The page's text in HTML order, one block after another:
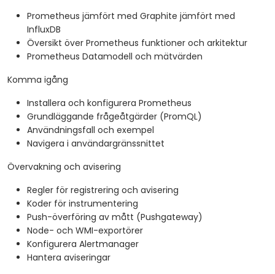
Prometheus jämfört med Graphite jämfört med
InfluxDB
Översikt över Prometheus funktioner och arkitektur
Prometheus Datamodell och mätvärden
Komma igång
Installera och konfigurera Prometheus
Grundläggande frågeåtgärder (PromQL)
Användningsfall och exempel
Navigera i användargränssnittet
Övervakning och avisering
Regler för registrering och avisering
Koder för instrumentering
Push-överföring av mått (Pushgateway)
Node- och WMI-exportörer
Konfigurera Alertmanager
Hantera aviseringar